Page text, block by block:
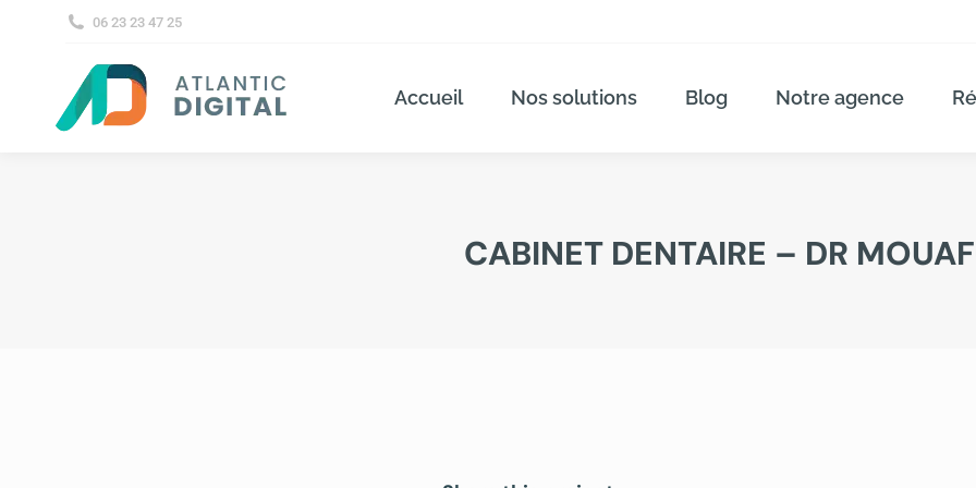
06 23 23 47 25
Accueil Nos solutions Blog Notre agence
CABINET DENTAIRE – DR